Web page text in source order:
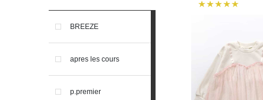
BREEZE
apres les cours
p.premier